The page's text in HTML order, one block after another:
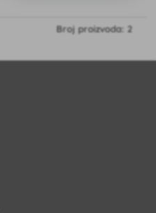
Broj proizvoda: 2